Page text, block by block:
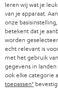
leren wij wat je
van je apparaat.
onze
betekent dat je
worden
echt relevant is
met het gebruik
gegevens in
ook elke categorie
toepassen"